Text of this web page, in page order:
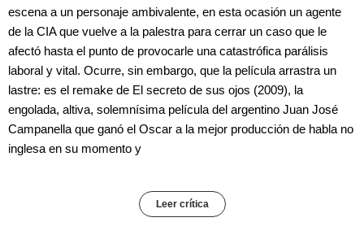
escena a un personaje ambivalente, en esta ocasión un agente
de la CIA que vuelve a la palestra para cerrar un caso que le
afectó hasta el punto de provocarle una catastrófica parálisis
laboral y vital. Ocurre, sin embargo, que la película arrastra un
lastre: es el remake de El secreto de sus ojos (2009), la
engolada, altiva, solemnísima película del argentino Juan José
Campanella que ganó el Oscar a la mejor producción de habla no
inglesa en su momento y
Leer crítica